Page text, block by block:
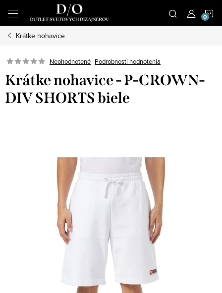
obsah
Krátke nohavice
Neohodnotené Podrobnosti hodnotenia
Krátke nohavice - P-CROWN-
DIV SHORTS biele